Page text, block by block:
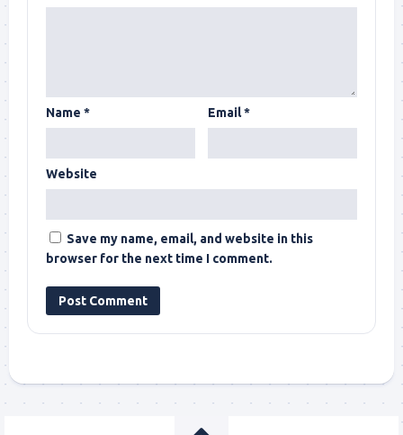
Name * Email*
Website
Save my name, email, and website in this
browser for the next time I comment.